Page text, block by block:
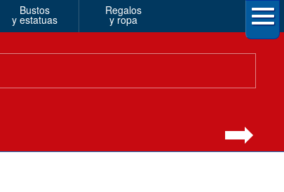
Bustos
y estatuas
Regalos
y ropa